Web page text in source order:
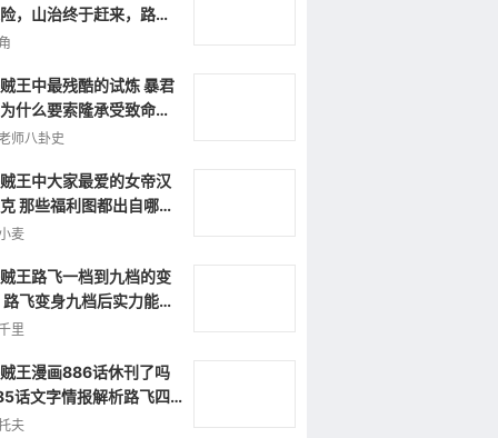
，山治终于赶来，路飞
王中最残酷的试炼 暴君
什么要索隆承受致命伤
师八卦史
王中大家最爱的女帝汉
那些福利图都出自哪
麦
王路飞一档到九档的变
路飞变身九档后实力能达
么程度
里
王漫画886话休刊了吗
话文字情报解析路飞四
间结束
夫